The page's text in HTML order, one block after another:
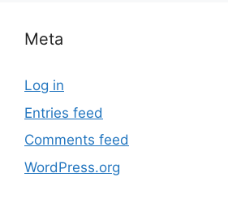
Meta
Log in
Entries feed
Comments feed
WordPress.org